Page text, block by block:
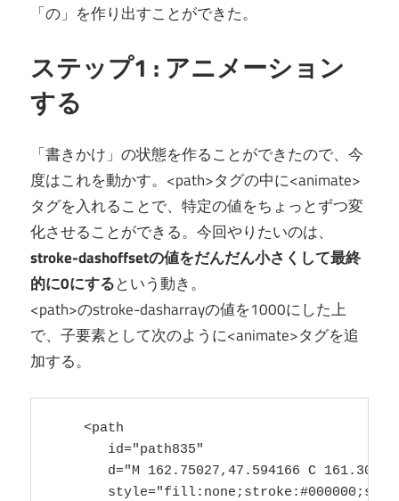
「の」を作り出すことができた。
ステップ1 : アニメーション
する
「書きかけ」の状態を作ることができたので、今
度はこれを動かす。<path>タグの中に<animate>
タグを入れることで、特定の値をちょっとずつ変
化させることができる。今回やりたいのは、
stroke-dashoffsetの値をだんだん小さくして最終
的に0にするという動き。
<path>のstroke-dasharrayの値を1000にした上
で、子要素として次のように<animate>タグを追
加する。
    <path
       id="path835"
d="M 162.75027,47.594166 C